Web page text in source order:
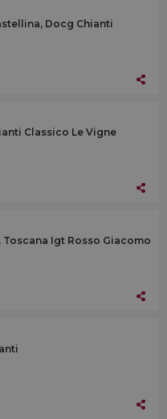
Docg Chianti
Classico Le Vigne
Toscana Igt Rosso Giacomo